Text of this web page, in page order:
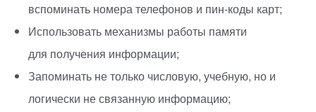
вспоминать номера телефонов и пин-коды карт;
Использовать механизмы работы памяти
для получения информации;
Запоминать не только числовую, учебную, но и
логически не связанную информацию;